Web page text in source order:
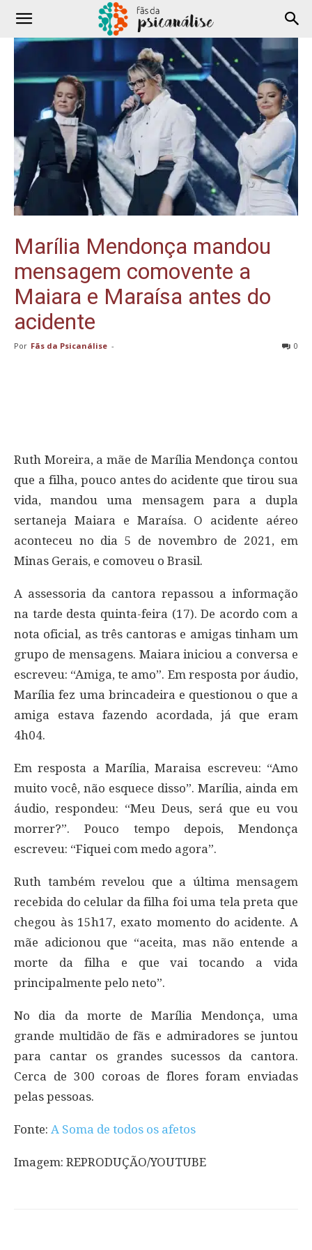
Marília Mendonça mandou
mensagem comovente a
Maiara e Maraísa antes do
acidente
Por Fãs da Psicanálise - 0
Ruth Moreira, a mãe de Marília Mendonça contou
que a filha, pouco antes do acidente que tirou sua
vida, mandou uma mensagem para a dupla
sertaneja Maiara e Maraísa. O acidente aéreo
aconteceu no dia 5 de novembro de 2021, em
Minas Gerais, e comoveu o Brasil.
A assessoria da cantora repassou a informação
na tarde desta quinta-feira (17). De acordo com a
nota oficial, as três cantoras e amigas tinham um
grupo de mensagens. Maiara iniciou a conversa e
escreveu: “Amiga, te amo”. Em resposta por áudio,
Marília fez uma brincadeira e questionou o que a
amiga estava fazendo acordada, já que eram
4h04.
Em resposta a Marília, Maraisa escreveu: “Amo
muito você, não esquece disso”. Marília, ainda em
áudio, respondeu: “Meu Deus, será que eu vou
morrer?”. Pouco tempo depois, Mendonça
escreveu: “Fiquei com medo agora”.
Ruth também revelou que a última mensagem
recebida do celular da filha foi uma tela preta que
chegou às 15h17, exato momento do acidente. A
mãe adicionou que “aceita, mas não entende a
morte da filha e que vai tocando a vida
principalmente pelo neto”.
No dia da morte de Marília Mendonça, uma
grande multidão de fãs e admiradores se juntou
para cantar os grandes sucessos da cantora.
Cerca de 300 coroas de flores foram enviadas
pelas pessoas.
Fonte: A Soma de todos os afetos
Imagem: REPRODUÇÃO/YOUTUBE